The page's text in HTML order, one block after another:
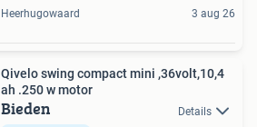
Heerhugowaard 3 aug 26
Qivelo swing compact mini ,36volt,10,4
ah .250 w motor
Bieden Details